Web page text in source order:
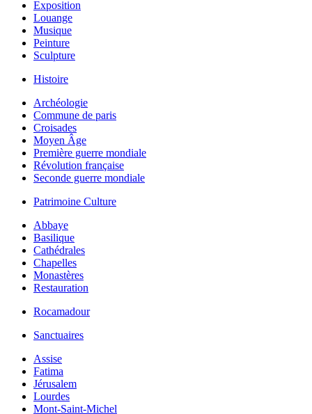
Exposition
Louange
Musique
Peinture
Sculpture
Histoire
Archéologie
Commune de paris
Croisades
Moyen Âge
Première guerre mondiale
Révolution française
Seconde guerre mondiale
Patrimoine Culture
Abbaye
Basilique
Cathédrales
Chapelles
Monastères
Restauration
Rocamadour
Sanctuaires
Assise
Fatima
Jérusalem
Lourdes
Mont-Saint-Michel